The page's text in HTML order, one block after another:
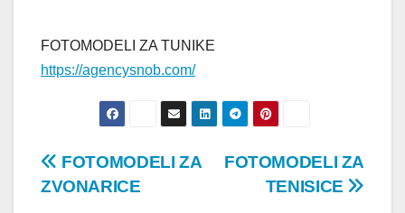
FOTOMODELI ZA TUNIKE
https://agencysnob.com/
Post
FOTOMODELI ZA
TENISICE
FOTOMODELI ZA
ZVONARICE